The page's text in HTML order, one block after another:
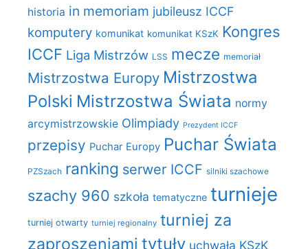
historia in memoriam jubileusz ICCF
komputery komunikat komunikat KSzK Kongres
ICCF Liga Mistrzów LSS mecze memoriał
Mistrzostwa Europy Mistrzostwa
Polski Mistrzostwa Świata normy
arcymistrzowskie Olimpiady Prezydent ICCF
przepisy Puchar Europy Puchar Świata
PZSzach ranking serwer ICCF silniki szachowe
szachy 960 szkoła tematyczne turnieje
turniej otwarty turniej regionalny turniej za
zaproszeniami tytuły uchwała KSzK